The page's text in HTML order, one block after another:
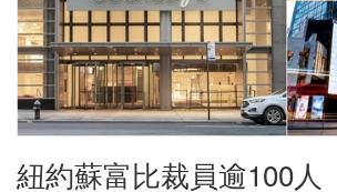
紐約蘇富比裁員逾100